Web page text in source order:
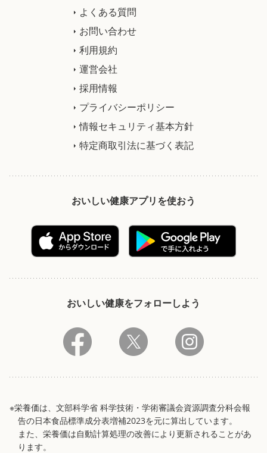
よくある質問
お問い合わせ
利用規約
運営会社
採用情報
プライバシーポリシー
情報セキュリティ基本方針
特定商取引法に基づく表記
おいしい健康アプリを使おう
おいしい健康をフォローしよう
※栄養価は、文部科学省 科学技術・学術審議会資源調査分科会報
告の日本食品標準成分表増補2023を元に算出しています。
また、栄養価は自動計算処理の改善により更新されることがあ
ります。